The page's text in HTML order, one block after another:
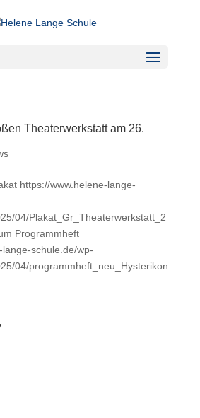
Theaterwerkstatt am 26.
https://www.helene-lange-
04/Plakat_Gr_Theaterwerkstatt_2
Programmheft
schule.de/wp-
04/programmheft_neu_Hysterikon